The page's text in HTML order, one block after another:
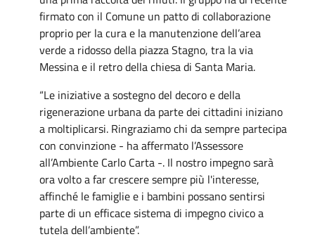
firmato con il Comune un patto di collaborazione
proprio per la cura e la manutenzione dell’area
verde a ridosso della piazza Stagno, tra la via
Messina e il retro della chiesa di Santa Maria.
“Le iniziative a sostegno del decoro e della
rigenerazione urbana da parte dei cittadini iniziano
a moltiplicarsi. Ringraziamo chi da sempre partecipa
con convinzione - ha affermato l’Assessore
all’Ambiente Carlo Carta -. Il nostro impegno sarà
ora volto a far crescere sempre più l'interesse,
affinché le famiglie e i bambini possano sentirsi
parte di un efficace sistema di impegno civico a
tutela dell’ambiente”.